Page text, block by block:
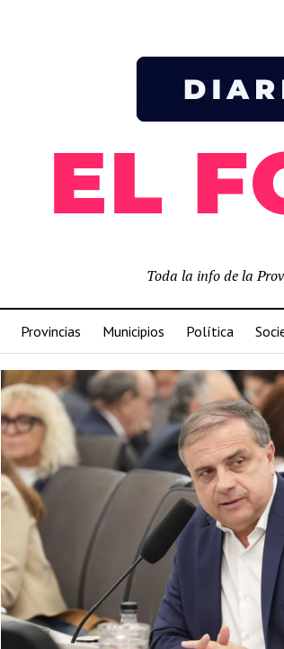
Toda la info de la
Provincias Municipios Política